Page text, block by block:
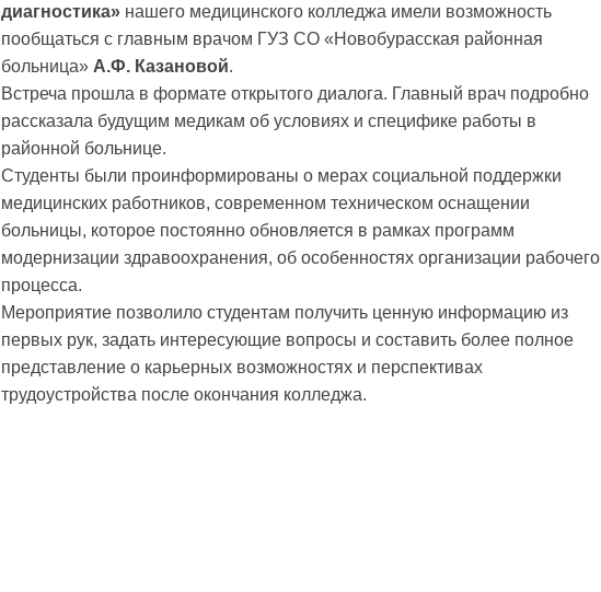
диагностика» нашего медицинского колледжа имели возможность
пообщаться с главным врачом ГУЗ СО «Новобурасская районная
больница» А.Ф. Казановой.
Встреча прошла в формате открытого диалога. Главный врач подробно
рассказала будущим медикам об условиях и специфике работы в
районной больнице.
Студенты были проинформированы о мерах социальной поддержки
медицинских работников, современном техническом оснащении
больницы, которое постоянно обновляется в рамках программ
модернизации здравоохранения, об особенностях организации рабочего
процесса.
Мероприятие позволило студентам получить ценную информацию из
первых рук, задать интересующие вопросы и составить более полное
представление о карьерных возможностях и перспективах
трудоустройства после окончания колледжа.